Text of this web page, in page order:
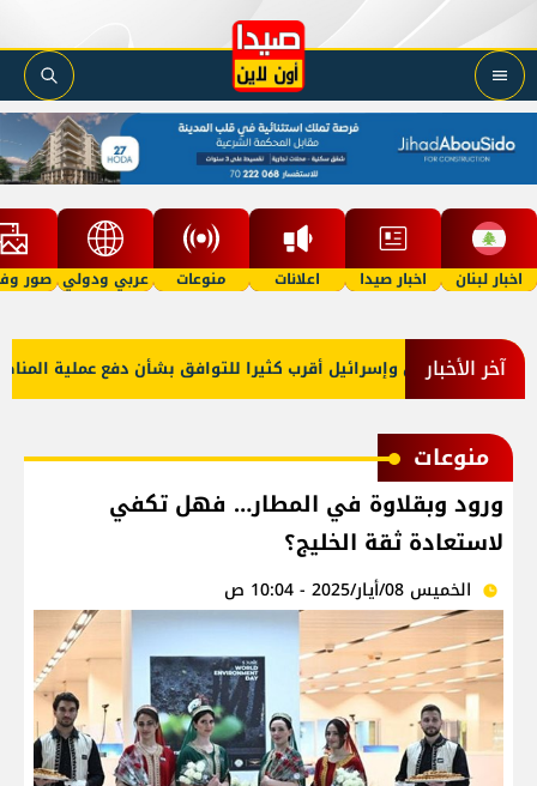
اخبار لبنان اخبار صيدا اعلانات منوعات عربي ودولي صور
آخر الأخبار
أميركا: لبنان وإسرائيل أقرب كثيرا للتوافق بشأن دفع عملية المناطق
منوعات
ورود وبقلاوة في المطار… فهل تكفي
لاستعادة ثقة الخليج؟
الخميس 08/أيار/2025 - 10:04 ص